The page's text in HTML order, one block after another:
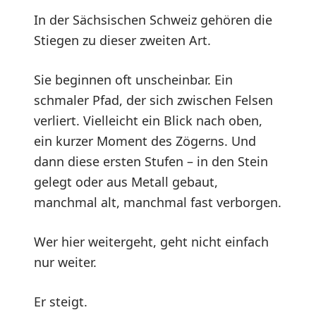
In der Sächsischen Schweiz gehören die
Stiegen zu dieser zweiten Art.
Sie beginnen oft unscheinbar. Ein
schmaler Pfad, der sich zwischen Felsen
verliert. Vielleicht ein Blick nach oben,
ein kurzer Moment des Zögerns. Und
dann diese ersten Stufen – in den Stein
gelegt oder aus Metall gebaut,
manchmal alt, manchmal fast verborgen.
Wer hier weitergeht, geht nicht einfach
nur weiter.
Er steigt.